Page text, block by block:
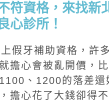
符資格，來找新
心診所！
假牙補助資格，許
擔心會被亂開價，
、1200的落差還
擔心花了大錢卻得